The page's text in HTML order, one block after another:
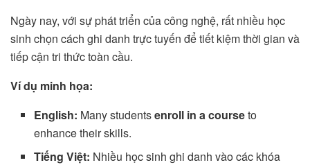
Ngày nay, với sự phát triển của công nghệ, rất nhiều học
sinh chọn cách ghi danh trực tuyến để tiết kiệm thời gian và
tiếp cận tri thức toàn cầu.
Ví dụ minh họa:
English: Many studentsenroll in a courseto
enhance their skills.
Tiếng Việt: Nhiều học sinh ghi danh vào các khóa